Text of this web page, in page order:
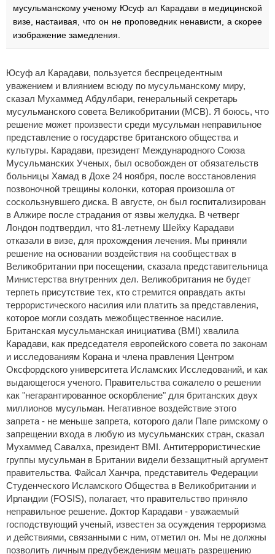
мусульманскому ученому Юсуф ал Карадави в медицинской
визе, настаивая, что он не проповедник ненависти, а скорее
изображение замедления.
Юсуф ал Карадави, пользуется беспрецедентным
уважением и влиянием всюду по мусульманскому миру,
сказал Мухаммед Абдулбари, генеральный секретарь
мусульманского совета Великобритании (MCB). Я боюсь, что
решение может произвести среди мусульман неправильное
представление о государстве британского общества и
культуры. Карадави, президент Международного Союза
Мусульманских Ученых, был освобожден от обязательств
больницы Хамад в Дохе 24 ноября, после восстановления
позвоночной трещины колонки, которая произошла от
соскользнувшего диска. В августе, он был госпитализирован
в Алжире после страдания от язвы желудка. В четверг
Лондон подтвердил, что 81-летнему Шейху Карадави
отказали в визе, для прохождения лечения. Мы приняли
решение на основании воздействия на сообществах в
Великобритании при посещении, сказала представительница
Министерства внутренних дел. Великобритания не будет
терпеть присутствие тех, кто стремится оправдать акты
террористического насилия или платить за представления,
которое могли создать межобщественное насилие.
Британская мусульманская инициатива (BMI) хвалила
Карадави, как председателя европейского совета по законам
и исследованиям Корана и члена правления Центром
Оксфордского университета Исламских Исследований, и как
выдающегося ученого. Правительства сожалело о решении
как "негарантированное оскорбление" для британских двух
миллионов мусульман. Негативное воздействие этого
запрета - не меньше запрета, которого дали Папе римскому о
запрещении входа в любую из мусульманских стран, сказал
Мухаммед Савалха, президент BMI. Антитеррористические
группы мусульман в Британии видели беззащитный аргумент
правительства. Файсал Ханчра, представитель Федерации
Студенческого Исламского Общества в Великобритании и
Ирландии (FOSIS), полагает, что правительство приняло
неправильное решение. Доктор Карадави - уважаемый
господствующий ученый, известен за осуждения терроризма
и действиями, связанными с ним, отметил он. Мы не должны
позволить личным предубеждениям мешать разрешению